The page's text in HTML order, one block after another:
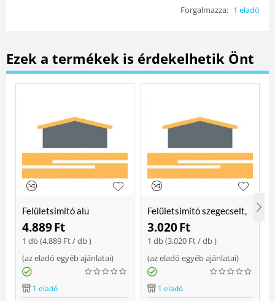
Forgalmazza: 1 eladó
Ezek a termékek is érdekelhetik Önt
Felületsimító alu
erősített, rome 400 mm
Soft
4.889Ft
1 db (4.889 Ft/ db )
(az eladó egyéb ajánlatai)
1 eladó
Felületsimító szegecselt,
rome 400mm
3.020Ft
1 db (3.020 Ft/ db )
(az eladó egyéb ajánlatai)
1 eladó